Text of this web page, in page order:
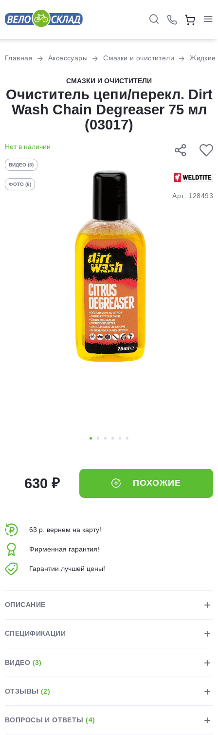
Главная Аксессуары Смазки и очистители Жидкие
СМАЗКИ И ОЧИСТИТЕЛИ
Очиститель цепи/перекл. Dirt
Wash Chain Degreaser 75 мл
(03017)
Нет в наличии
ВИДЕО (3)
ФОТО (6)
Арт: 128493
630 ₽ ПОХОЖИЕ
63 р. вернем на карту!
Фирменная гарантия!
Гарантии лучшей цены!
ОПИСАНИЕ
СПЕЦИФИКАЦИИ
ВИДЕО (3)
ОТЗЫВЫ (2)
ВОПРОСЫ И ОТВЕТЫ(4)
Разбейте
оплатуна части
без переплат
График платежей
Сегодня
25%
Добавляйте товары
Оплачивайте сегодня только
% картой любого банка
Получайте товар
выбранный способом
75% будут
25
недели
Остались вопросы?